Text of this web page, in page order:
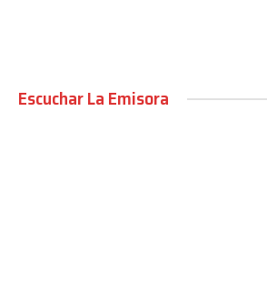
Escuchar La Emisora